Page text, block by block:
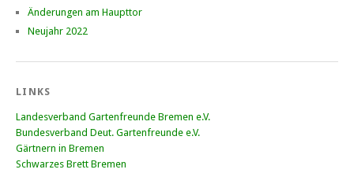
Änderungen am Haupttor
Neujahr 2022
LINKS
Landesverband Gartenfreunde Bremen e.V.
Bundesverband Deut. Gartenfreunde e.V.
Gärtnern in Bremen
Schwarzes Brett Bremen